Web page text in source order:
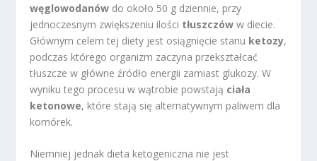
węglowodanów do około 50 g dziennie, przy
jednoczesnym zwiększeniu ilości tłuszczów w diecie.
Głównym celem tej diety jest osiągnięcie stanu ketozy,
podczas którego organizm zaczyna przekształcać
tłuszcze w główne źródło energii zamiast glukozy. W
wyniku tego procesu w wątrobie powstają ciała
ketonowe, które stają się alternatywnym paliwem dla
komórek.
Niemniej jednak dieta ketogeniczna nie jest